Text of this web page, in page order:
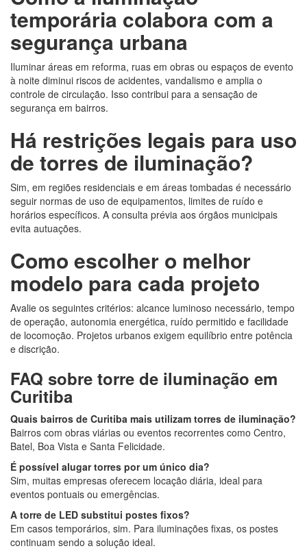
temporária colabora com a
segurança urbana
Iluminar áreas em reforma, ruas em obras ou espaços de evento
à noite diminui riscos de acidentes, vandalismo e amplia o
controle de circulação. Isso contribui para a sensação de
segurança em bairros.
Há restrições legais para uso
de torres de iluminação?
Sim, em regiões residenciais e em áreas tombadas é necessário
seguir normas de uso de equipamentos, limites de ruído e
horários específicos. A consulta prévia aos órgãos municipais
evita autuações.
Como escolher o melhor
modelo para cada projeto
Avalie os seguintes critérios: alcance luminoso necessário, tempo
de operação, autonomia energética, ruído permitido e facilidade
de locomoção. Projetos urbanos exigem equilíbrio entre potência
e discrição.
FAQ sobre torre de iluminação em
Curitiba
Quais bairros de Curitiba mais utilizam torres de iluminação?
Bairros com obras viárias ou eventos recorrentes como Centro,
Batel, Boa Vista e Santa Felicidade.
É possível alugar torres por um único dia?
Sim, muitas empresas oferecem locação diária, ideal para
eventos pontuais ou emergências.
A torre de LED substitui postes fixos?
Em casos temporários, sim. Para iluminações fixas, os postes
continuam sendo a solução ideal.